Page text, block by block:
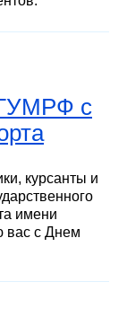
ГУМРФ с
курсанты и
имени
вас с Днем